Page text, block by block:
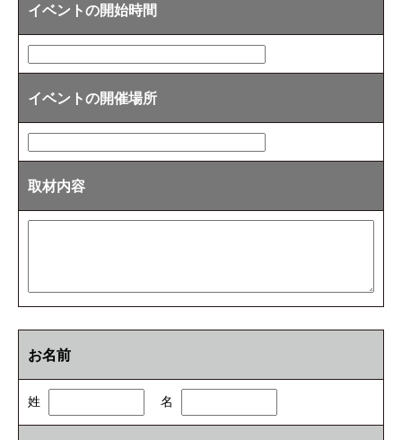
イベントの開始時間
イベントの開催場所
取材内容
お名前
姓 名